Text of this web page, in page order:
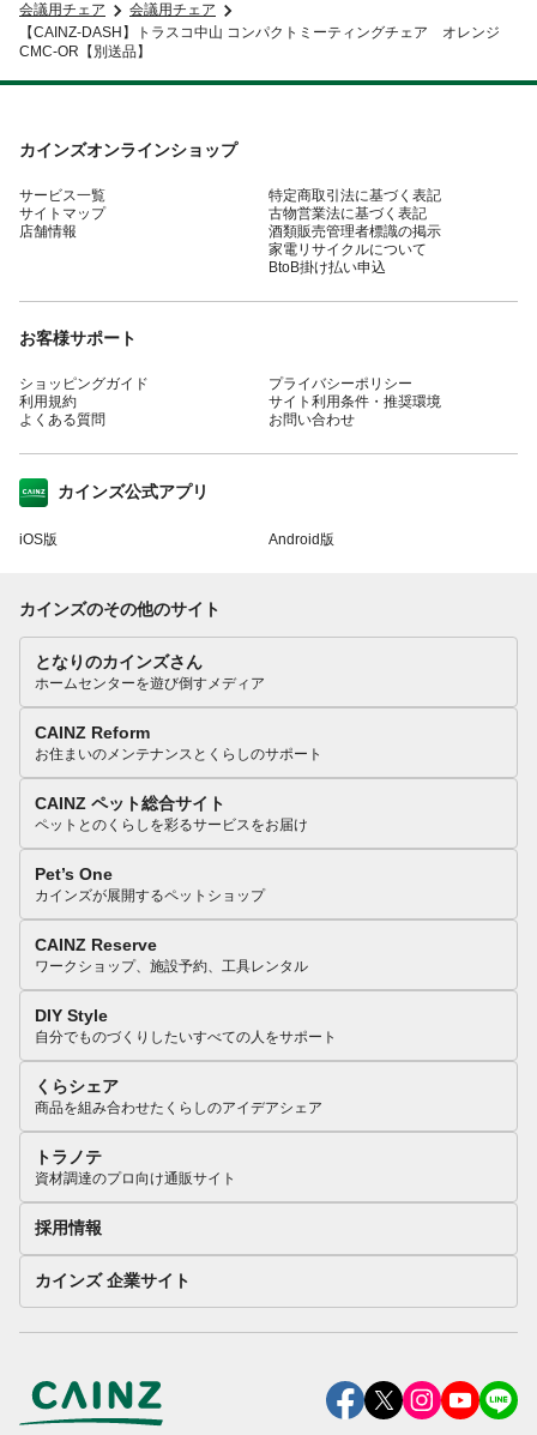
会議用チェア
会議用チェア
【CAINZ-DASH】トラスコ中山 コンパクトミーティングチェア オレンジ
CMC-OR【別送品】
カインズオンラインショップ
サービス一覧
サイトマップ
店舗情報
特定商取引法に基づく表記
古物営業法に基づく表記
酒類販売管理者標識の掲示
家電リサイクルについて
BtoB掛け払い申込
お客様サポート
ショッピングガイド
利用規約
よくある質問
プライバシーポリシー
サイト利用条件・推奨環境
お問い合わせ
カインズ公式アプリ
iOS版 Android版
カインズのその他のサイト
となりのカインズさん
ホームセンターを遊び倒すメディア
CAINZ Reform
お住まいのメンテナンスとくらしのサポート
CAINZ ペット総合サイト
ペットとのくらしを彩るサービスをお届け
Pet’s One
カインズが展開するペットショップ
CAINZ Reserve
ワークショップ、施設予約、工具レンタル
DIY Style
自分でものづくりしたいすべての人をサポート
くらシェア
商品を組み合わせたくらしのアイデアシェア
トラノテ
資材調達のプロ向け通販サイト
採用情報
カインズ 企業サイト